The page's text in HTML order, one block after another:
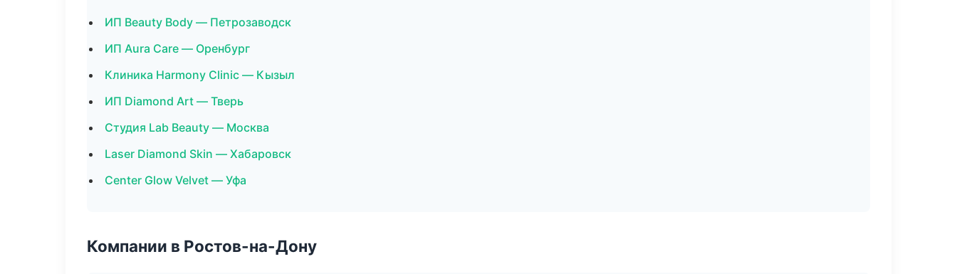
ИП Beauty Body — Петрозаводск
ИП Aura Care — Оренбург
Клиника Harmony Clinic — Кызыл
ИП Diamond Art — Тверь
Студия Lab Beauty — Москва
Laser Diamond Skin — Хабаровск
Center Glow Velvet — Уфа
Компании в Ростов-на-Дону